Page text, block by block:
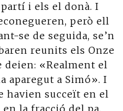
i els el donà. I
però ell
se de seguida, se’n
reunits els Onze
deien: «Realment el
aparegut a Simó». I
havien succeït en el
la fracció del pa.